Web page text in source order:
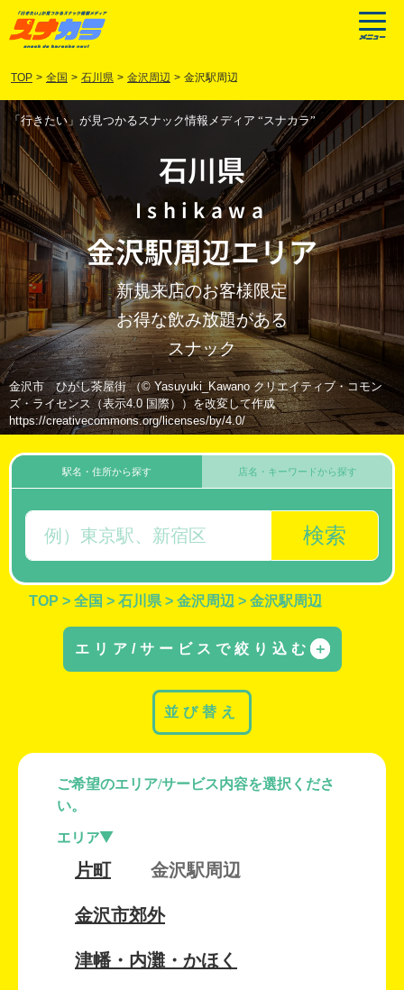
TOP > 全国 > 石川県 > 金沢周辺 > 金沢駅周辺
「行きたい」が見つかるスナック情報メディア “スナカラ”
石川県
Ishikawa
金沢駅周辺エリア
新規来店のお客様限定
お得な飲み放題がある
スナック
金沢市 ひがし茶屋街 （© Yasuyuki_Kawano クリエイティブ・コモン
ズ・ライセンス（表示4.0 国際））を改変して作成
https://creativecommons.org/licenses/by/4.0/
駅名・住所から探す
検索
店名・キーワードから探す
TOP > 全国 > 石川県 > 金沢周辺 > 金沢駅周辺
エリア/サービスで絞り込む ＋
ご希望のエリア/サービス内容を選択くださ
い。
エリア
片町 金沢駅周辺
金沢市郊外
津幡・内灘・かほく
並び替え